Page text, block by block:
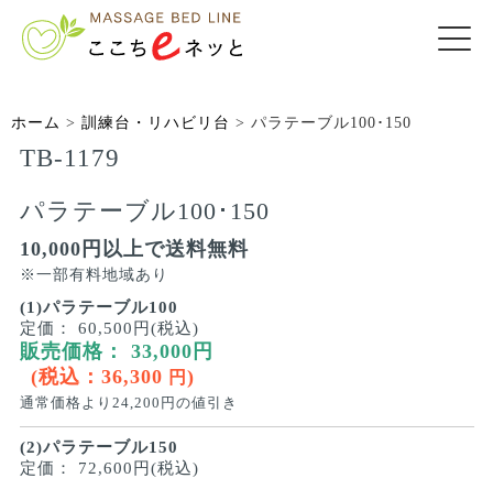
ホーム > 訓練台・リハビリ台 > パラテーブル100･150
TB-1179
パラテーブル100･150
10,000円以上で送料無料
※一部有料地域あり
(1)パラテーブル100
定価：
60,500円(税込)
販売価格： 33,000 円
(税込： 36,300 円 )
通常価格より 24,200 円の値引き
(2)パラテーブル150
定価：
72,600円(税込)